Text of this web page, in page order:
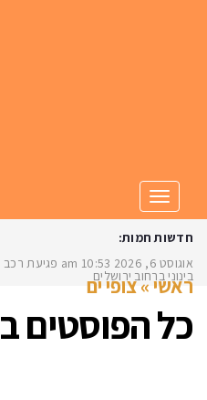
תפריט
חדשות חמות:
אוגוסט 6, 2026
10:53 am
בינוני ברחוב ירושלים
ראשי»צופי ים
כל הפוסטים ב